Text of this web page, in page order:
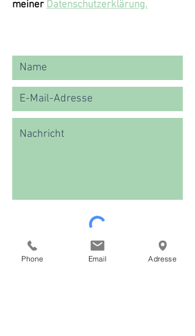
meiner Datenschutzerklärung.
SENDEN
Phone Email Adresse